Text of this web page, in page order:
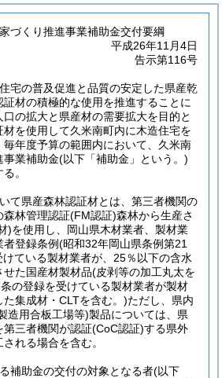
づくり推進事業補助金交付要綱
平成26年11月4日
告示第116号
宅の普及促進と品質の安定した県産乾
材の積極的な使用を推進することに
の拡大と県産材の需要拡大を目的と
材を使用して久米南町内に木造住宅を
年度予算の範囲内において、久米南
事業補助金(以下「補助金」という。)
。
て県産森林認証材とは、第三者機関の
森林管理認証(FM認証)森林から生産さ
)を使用し、岡山県木材業者、製材業
登録条例(昭和32年岡山県条例第21
ている製材業者が、25％以下の含水
た国産材製材品(皮剥等の加工丸太を
の登録を受けている製材業者が製材
た集成材・CLTを含む。)ただし、県内
造用合板工場等)製品については、県
第三者機関が認証(CoC認証)する県外
れる場合を含む。
補助金の交付の対象となる者(以下